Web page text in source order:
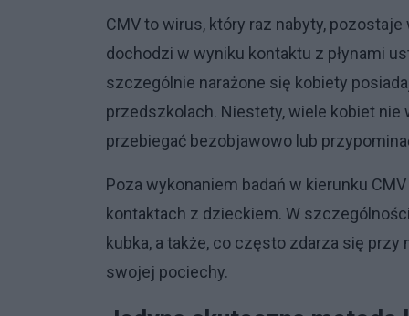
CMV to wirus, który raz nabyty,
dochodzi w wyniku kontaktu z płynami
szczególnie narażone się kobiety
przedszkolach. Niestety, wiele kobiet
przebiegać bezobjawowo lub
Poza wykonaniem badań w kierunku
kontaktach z dzieckiem. W
kubka, a także, co często zdarza się
swojej pociechy.